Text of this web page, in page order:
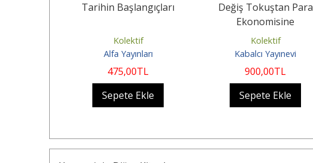
Tarihin Başlangıçları
Kolektif
Alfa Yayınları
475,00TL
Sepete Ekle
Değiş Tokuştan Para
Ekonomisine
Kolektif
Kabalcı Yayınevi
900,00TL
Sepete Ekle